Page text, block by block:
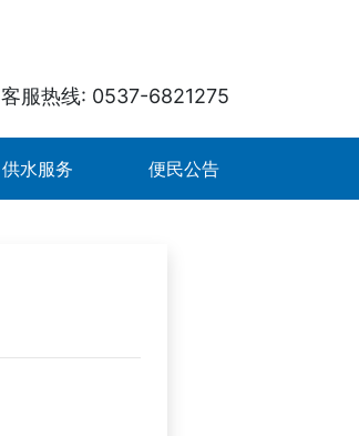
客服热线: 0537-6821275
供水服务 便民公告